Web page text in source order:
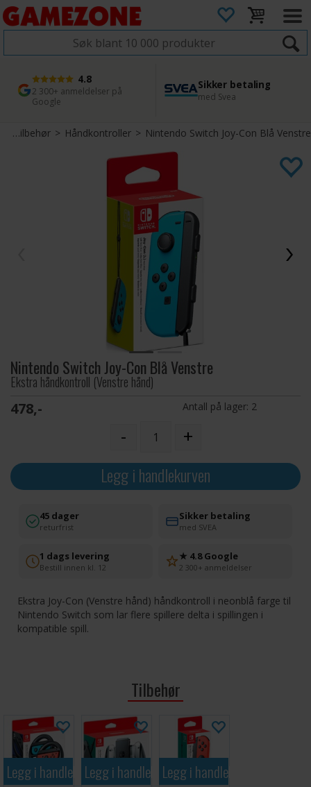
4.8
2 300+ anmeldelser på
Google
Sikker betaling
med Svea
1 dags levering
Bestill innen kl. 12
45 dager returfrist
Enkel retur
Switch Tilbehør> Håndkontroller> Nintendo Switch Joy-Con Blå Venstre
Nintendo Switch Joy-Con Blå Venstre
Ekstra håndkontroll (Venstre hånd)
478,- Antall på lager: 2
- +
Legg i handlekurven
45 dager
returfrist
Sikker betaling
med SVEA
1 dags levering
Bestill innen kl. 12
★ 4.8 Google
2 300+ anmeldelser
Ekstra Joy-Con (Venstre hånd) håndkontroll i neonblå farge til
Nintendo Switch som lar flere spillere delta i spillingen i
kompatible spill.
Tilbehør
Legg i handlekurvenLegg i handlekurvenLegg i handlekurven